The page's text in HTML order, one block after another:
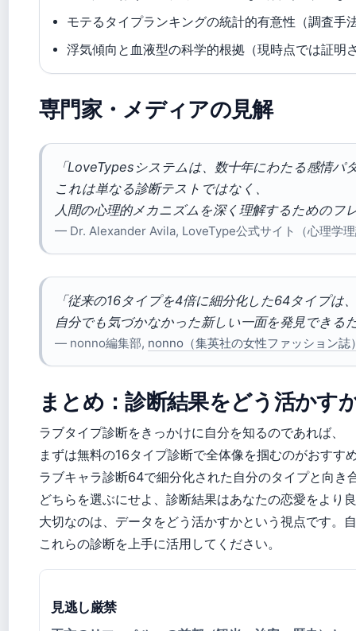
モテるタイプランキングの統計的有意性（調査手
浮気傾向と血液型の科学的根拠（現時点では証明
専門家・メディアの見解
「LoveTypesシステムは、数十年にわたる感情パ
これは単なる診断テストではなく、
人間の心理的メカニズムを深く理解するためのフ
— Dr. Alexander Avila, LoveType公式サイト（心理学
「従来の16タイプを4倍に細分化した64タイプ
自分でも気づかなかった新しい一面を発見できる
— nonno編集部, nonno（集英社の女性ファッション誌
まとめ：診断結果をどう活かす
ラブタイプ診断をきっかけに自分を知るのであれば、
まずは無料の16タイプ診断で全体像を掴むのがおすす
ラブキャラ診断64で細分化された自分のタイプと向き
どちらを選ぶにせよ、診断結果はあなたの恋愛をより
大切なのは、データをどう活かすかという視点です。
これらの診断を上手に活用してください。
見逃し厳禁